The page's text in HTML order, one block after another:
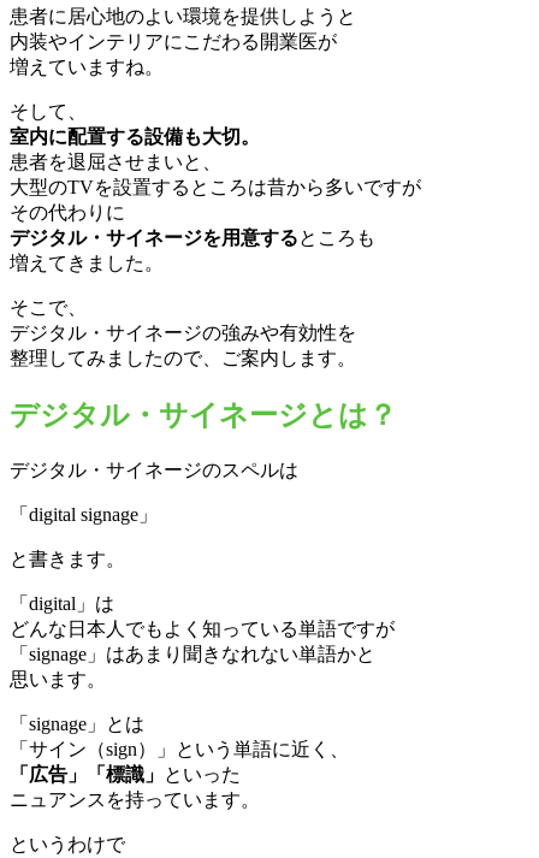
患者に居心地のよい環境を提供しようと
内装やインテリアにこだわる開業医が
増えていますね。
そして、
室内に配置する設備も大切。
患者を退屈させまいと、
大型のTVを設置するところは昔から多いですが
その代わりに
デジタル・サイネージを用意するところも
増えてきました。
そこで、
デジタル・サイネージの強みや有効性を
整理してみましたので、ご案内します。
デジタル・サイネージとは？
デジタル・サイネージのスペルは
「digital signage」
と書きます。
「digital」は
どんな日本人でもよく知っている単語ですが
「signage」はあまり聞きなれない単語かと
思います。
「signage」とは
「サイン（sign）」という単語に近く、
「広告」「標識」 といった
ニュアンスを持っています。
というわけで